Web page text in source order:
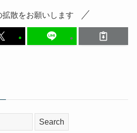
拡散をお願いします